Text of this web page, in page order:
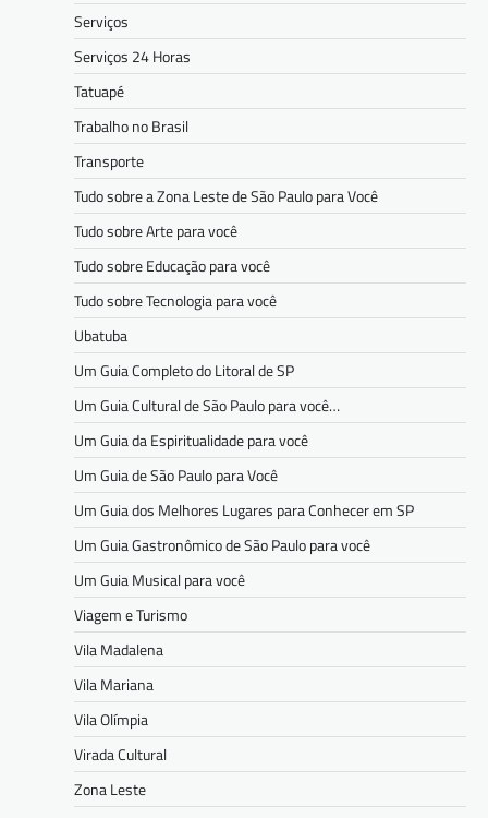
Serviços
Serviços 24 Horas
Tatuapé
Trabalho no Brasil
Transporte
Tudo sobre a Zona Leste de São Paulo para Você
Tudo sobre Arte para você
Tudo sobre Educação para você
Tudo sobre Tecnologia para você
Ubatuba
Um Guia Completo do Litoral de SP
Um Guia Cultural de São Paulo para você…
Um Guia da Espiritualidade para você
Um Guia de São Paulo para Você
Um Guia dos Melhores Lugares para Conhecer em SP
Um Guia Gastronômico de São Paulo para você
Um Guia Musical para você
Viagem e Turismo
Vila Madalena
Vila Mariana
Vila Olímpia
Virada Cultural
Zona Leste